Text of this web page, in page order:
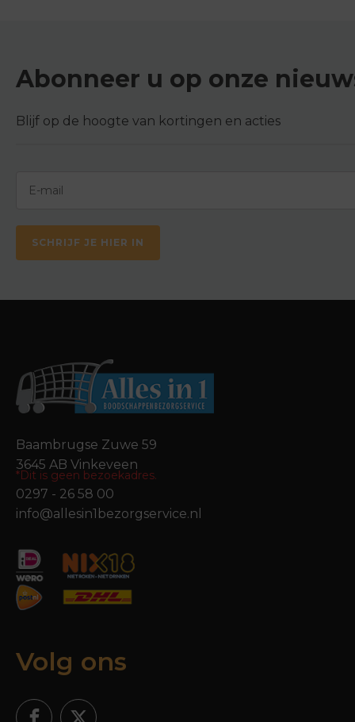
Abonneer u op onze
Blijf op de hoogte van kortingen en acties
SCHRIJF JE HIER IN
Baambrugse Zuwe 59
3645 AB Vinkeveen
*Dit is geen bezoekadres.
0297 - 26 58 00
info@allesin1bezorgservice.nl
Volg ons